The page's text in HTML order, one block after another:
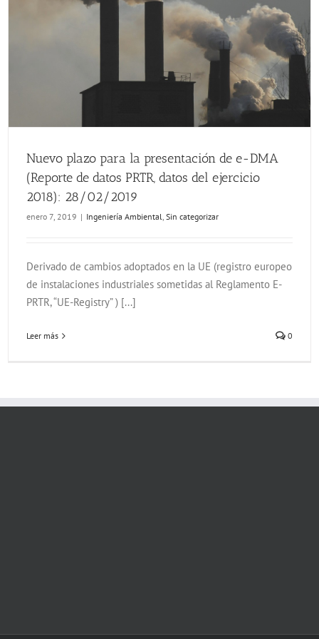
Nuevo plazo para la presentación de e-DMA
(Reporte de datos PRTR, datos del ejercicio
2018): 28/02/2019
enero 7, 2019 | Ingeniería Ambiental ,Sin categorizar
Derivado de cambios adoptados en la UE (registro europeo
de instalaciones industriales sometidas al Reglamento E-
PRTR, “UE-Registry” ) [...]
Leer más 0